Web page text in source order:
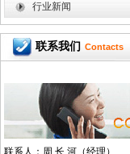
行业新闻
联系我们 Contacts
联系人：周 长 河（经理）